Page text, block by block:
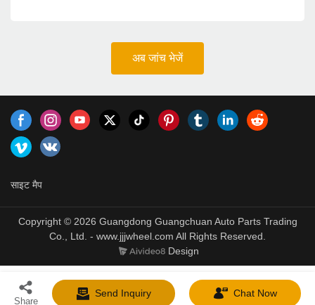
अब जांच भेजें
साइट मैप
Copyright © 2026 Guangdong Guangchuan Auto Parts Trading
Co., Ltd. - www.jjjwheel.com All Rights Reserved.
Design
Share
Send Inquiry Chat Now